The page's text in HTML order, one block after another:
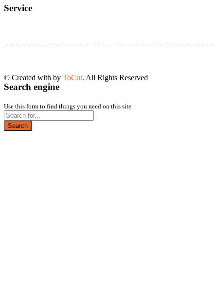
Service
© Created with by ToCut. All Rights Reserved
Search engine
Use this form to find things you need on this site
Search